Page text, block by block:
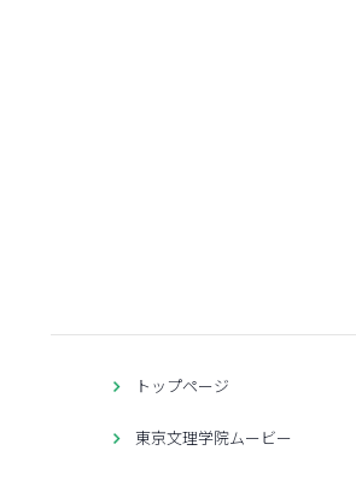
トップページ
東京文理学院ムービー